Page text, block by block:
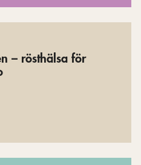
– rösthälsa för